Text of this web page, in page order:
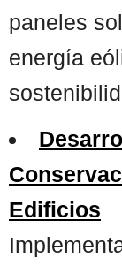
paneles
energía
Edificios